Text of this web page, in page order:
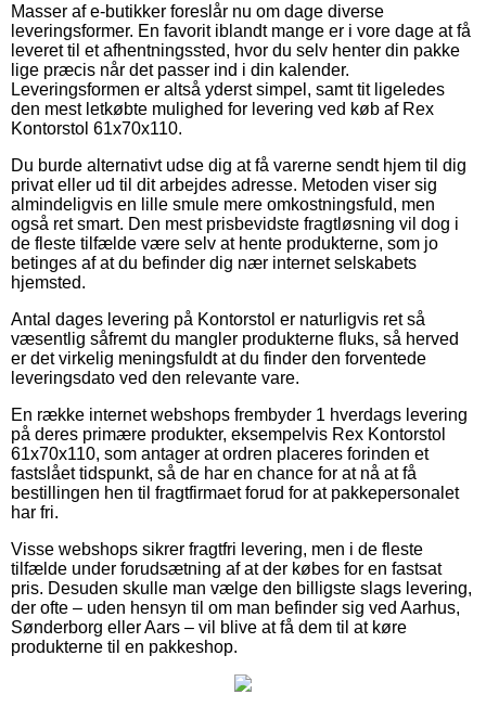
Masser af e-butikker foreslår nu om dage diverse
leveringsformer. En favorit iblandt mange er i vore dage at få
leveret til et afhentningssted, hvor du selv henter din pakke
lige præcis når det passer ind i din kalender.
Leveringsformen er altså yderst simpel, samt tit ligeledes
den mest letkøbte mulighed for levering ved køb af Rex
Kontorstol 61x70x110.
Du burde alternativt udse dig at få varerne sendt hjem til dig
privat eller ud til dit arbejdes adresse. Metoden viser sig
almindeligvis en lille smule mere omkostningsfuld, men
også ret smart. Den mest prisbevidste fragtløsning vil dog i
de fleste tilfælde være selv at hente produkterne, som jo
betinges af at du befinder dig nær internet selskabets
hjemsted.
Antal dages levering på Kontorstol er naturligvis ret så
væsentlig såfremt du mangler produkterne fluks, så herved
er det virkelig meningsfuldt at du finder den forventede
leveringsdato ved den relevante vare.
En række internet webshops frembyder 1 hverdags levering
på deres primære produkter, eksempelvis Rex Kontorstol
61x70x110, som antager at ordren placeres forinden et
fastslået tidspunkt, så de har en chance for at nå at få
bestillingen hen til fragtfirmaet forud for at pakkepersonalet
har fri.
Visse webshops sikrer fragtfri levering, men i de fleste
tilfælde under forudsætning af at der købes for en fastsat
pris. Desuden skulle man vælge den billigste slags levering,
der ofte – uden hensyn til om man befinder sig ved Aarhus,
Sønderborg eller Aars – vil blive at få dem til at køre
produkterne til en pakkeshop.